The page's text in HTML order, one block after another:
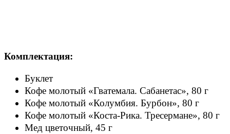
Комплектация:
Буклет
Кофе молотый «Гватемала. Сабанетас», 80 г
Кофе молотый «Колумбия. Бурбон», 80 г
Кофе молотый «Коста-Рика. Тресермане», 80 г
Мед цветочный, 45 г